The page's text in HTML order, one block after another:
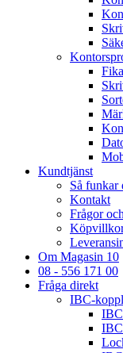
Kundtjänst
Så funkar
Kontakt
Frågor
Om Magasin 10
08 - 556 171 00
Fråga direkt
IBC-